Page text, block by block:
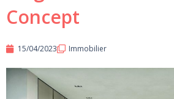
Concept
15/04/2023 Immobilier